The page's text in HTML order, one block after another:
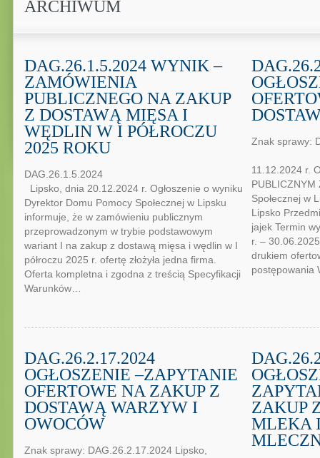
ARCHIWUM
DAG.26.1.5.2024 WYNIK –
ZAMÓWIENIA
PUBLICZNEGO NA ZAKUP
Z DOSTAWĄ MIĘSA I
WĘDLIN W I PÓŁROCZU
2025 ROKU
DAG.26.1.5.2024
Lipsko, dnia 20.12.2024 r. Ogłoszenie o wyniku
Dyrektor Domu Pomocy Społecznej w Lipsku
informuje, że w zamówieniu publicznym
przeprowadzonym w trybie podstawowym
wariant I na zakup z dostawą mięsa i wędlin w I
półroczu 2025 r. ofertę złożyła jedna firma.
Oferta kompletna i zgodna z treścią Specyfikacji
Warunków…
Znak
11.12.2024 r.
Społecznej w
Lipsko
jajek Termin
r. –
drukiem
postępowania
DAG.26.2.17.2024
OGŁOSZENIE –ZAPYTANIE
OFERTOWE NA ZAKUP Z
DOSTAWĄ WARZYW I
OWOCÓW
Znak sprawy: DAG.26.2.17.2024 Lipsko,
ZAKUP
MLEKA